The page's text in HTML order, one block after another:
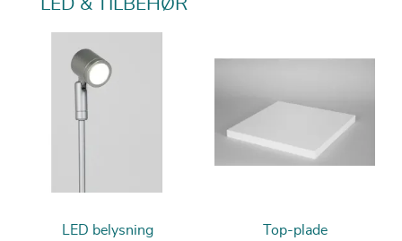
LED & TILBEHØR
LED belysning Top-plade